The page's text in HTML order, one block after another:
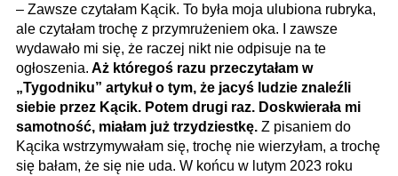
– Zawsze czytałam Kącik. To była moja ulubiona rubryka,
ale czytałam trochę z przymrużeniem oka. I zawsze
wydawało mi się, że raczej nikt nie odpisuje na te
ogłoszenia. Aż któregoś razu przeczytałam w
„Tygodniku” artykuł o tym, że jacyś ludzie znaleźli
siebie przez Kącik. Potem drugi raz. Doskwierała mi
samotność, miałam już trzydziestkę. Z pisaniem do
Kącika wstrzymywałam się, trochę nie wierzyłam, a trochę
się bałam, że się nie uda. W końcu w lutym 2023 roku